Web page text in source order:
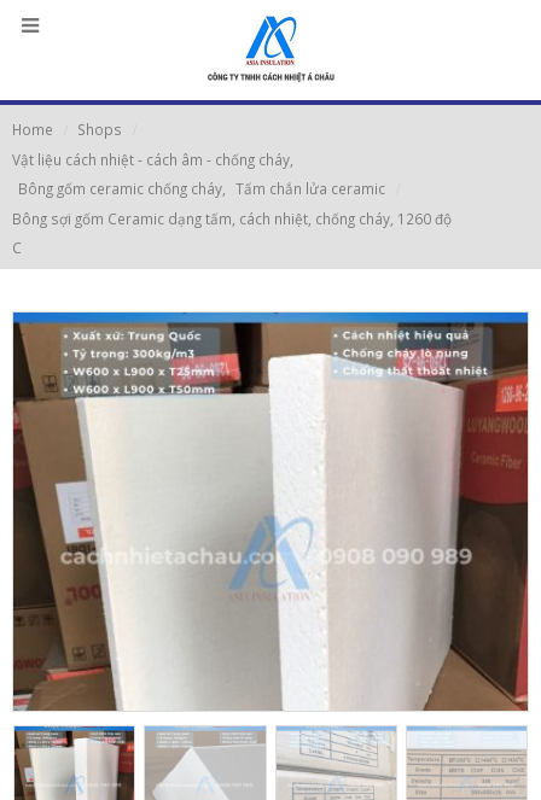
Home
Shops
Vật liệu cách nhiệt - cách âm - chống cháy
Bông gốm ceramic chống cháy
Tấm chắn lửa ceramic
Bông sợi gốm Ceramic dạng tấm, cách nhiệt, chống cháy, 1260 độ
C